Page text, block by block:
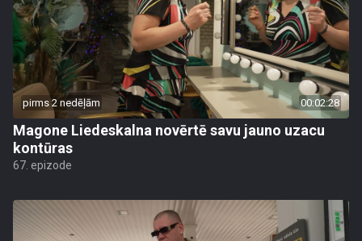
pirms 2 nedēļām 00:02:28
Magone Liedeskalna novērtē savu jauno uzacu
kontūras
67. epizode